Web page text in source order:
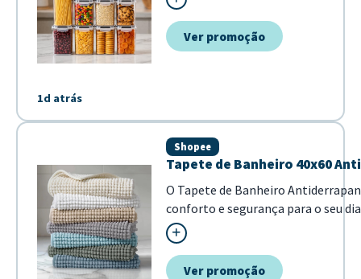
1d atrás
Ver promoção
Tapete de Banheiro 40x60
Shopee
O Tapete de Banheiro
conforto e segurança para o seu
proporciona uma sensação
Dimensões de 40x60cm ideais para
Confeccionad...
Ver promoção